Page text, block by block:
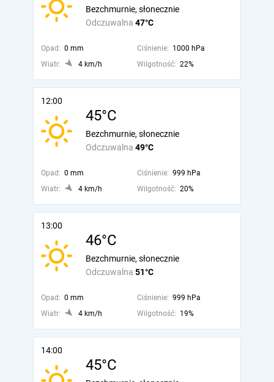
Odczuwalna 47°C
Bezchmurnie, słonecznie
Opad: 0 mm Ciśnienie: 1000 hPa
Wiatr:
4 km/h Wilgotność: 22%
12:00
45°C
Odczuwalna 49°C
Bezchmurnie, słonecznie
Opad: 0 mm Ciśnienie: 999 hPa
Wiatr:
4 km/h Wilgotność: 20%
13:00
46°C
Odczuwalna 51°C
Bezchmurnie, słonecznie
Opad: 0 mm Ciśnienie: 999 hPa
Wiatr:
4 km/h Wilgotność: 19%
14:00
45°C